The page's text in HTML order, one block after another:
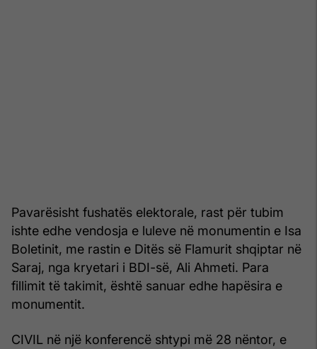
Pavarësisht fushatës elektorale, rast për tubim
ishte edhe vendosja e luleve në monumentin e Isa
Boletinit, me rastin e Ditës së Flamurit shqiptar në
Saraj, nga kryetari i BDI-së, Ali Ahmeti. Para
fillimit të takimit, është sanuar edhe hapësira e
monumentit.
CIVIL në një konferencë shtypi më 28 nëntor, e